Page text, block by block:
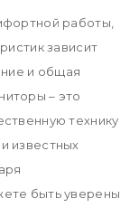
работы,
зависит
и общая
– это
технику
известных
быть уверены